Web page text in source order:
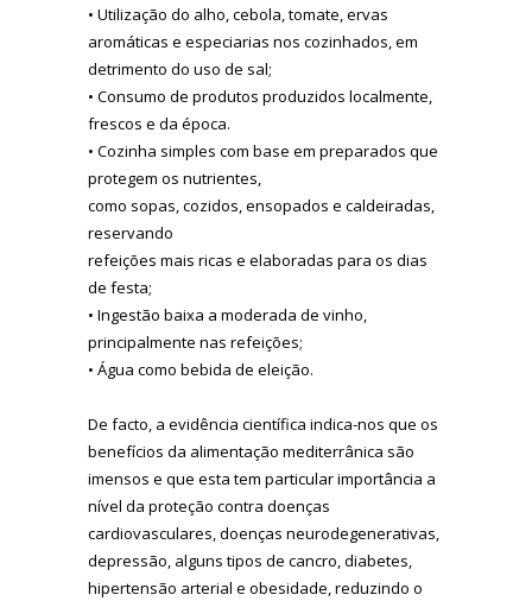
• Utilização do alho, cebola, tomate, ervas
aromáticas e especiarias nos cozinhados, em
detrimento do uso de sal;
• Consumo de produtos produzidos localmente,
frescos e da época.
• Cozinha simples com base em preparados que
protegem os nutrientes,
como sopas, cozidos, ensopados e caldeiradas,
reservando
refeições mais ricas e elaboradas para os dias
de festa;
• Ingestão baixa a moderada de vinho,
principalmente nas refeições;
• Água como bebida de eleição.
De facto, a evidência científica indica-nos que os
benefícios da alimentação mediterrânica são
imensos e que esta tem particular importância a
nível da proteção contra doenças
cardiovasculares, doenças neurodegenerativas,
depressão, alguns tipos de cancro, diabetes,
hipertensão arterial e obesidade, reduzindo o